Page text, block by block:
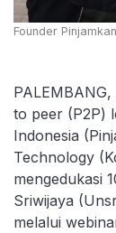
Founder
to peer (P2P)
Indonesia
Technology
mengedukasi
Sriwijaya
melalui